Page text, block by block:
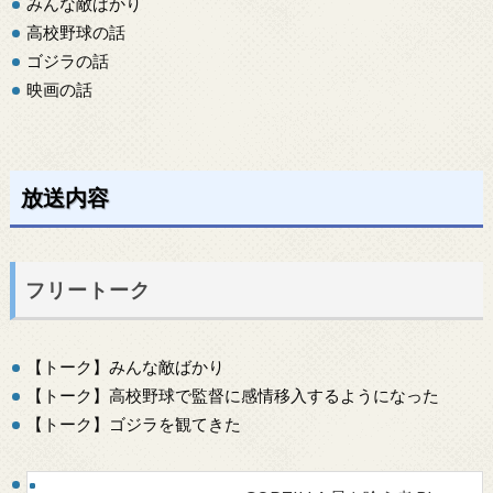
高校野球の話
ゴジラの話
映画の話
放送内容
フリートーク
【トーク】みんな敵ばかり
【トーク】高校野球で監督に感情移入するようになった
【トーク】ゴジラを観てきた